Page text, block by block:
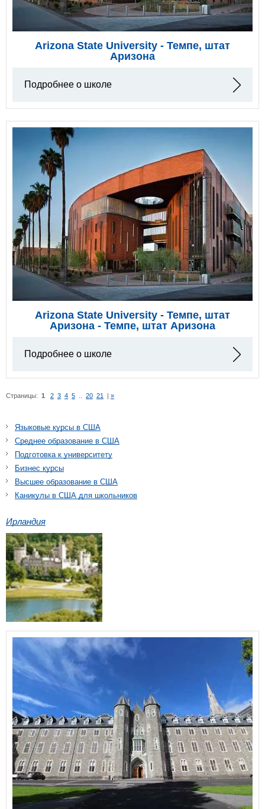
Arizona State University - Темпе, штат
Аризона
Подробнее о школе
Arizona State University - Темпе, штат
Аризона - Темпе, штат Аризона
Подробнее о школе
Страницы: 1 2 3 4 5 20 21 | »
Языковые курсы в США
Среднее образование в США
Подготовка к университету
Бизнес курсы
Высшее образование в США
Каникулы в США для школьников
Ирландия